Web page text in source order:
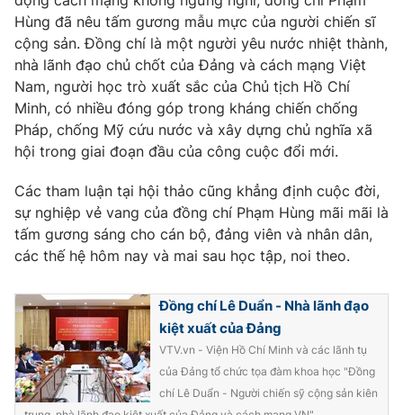
Khán giả
Giải sao mai
Sao
Du lịch
Làm đẹp
Chất lượng cuộc sống
Giáo dục
Tuyển sinh
Học trực tuyến
Công nghệ
Hitech Công nghệ tương lai
Sản phẩm
Thị trường
Tư vấn
Giao lưu trực tuyến
Lịch phát sóng
Chuyên mục khác
Photo Infographic
Video Shorts video
Hùng đã nêu tấm gương mẫu mực của người chiến sĩ
cộng sản. Đồng chí là một người yêu nước nhiệt thành,
nhà lãnh đạo chủ chốt của Đảng và cách mạng Việt
Nam, người học trò xuất sắc của Chủ tịch Hồ Chí
Minh, có nhiều đóng góp trong kháng chiến chống
Pháp, chống Mỹ cứu nước và xây dựng chủ nghĩa xã
hội trong giai đoạn đầu của công cuộc đổi mới.
Các tham luận tại hội thảo cũng khẳng định cuộc đời,
sự nghiệp vẻ vang của đồng chí Phạm Hùng mãi mãi là
tấm gương sáng cho cán bộ, đảng viên và nhân dân,
các thế hệ hôm nay và mai sau học tập, noi theo.
Đồng chí Lê Duẩn - Nhà lãnh đạo
kiệt xuất của Đảng
VTV.vn - Viện Hồ Chí Minh và các lãnh tụ
của Đảng tổ chức tọa đàm khoa học "Đồng
chí Lê Duẩn - Người chiến sỹ cộng sản kiên